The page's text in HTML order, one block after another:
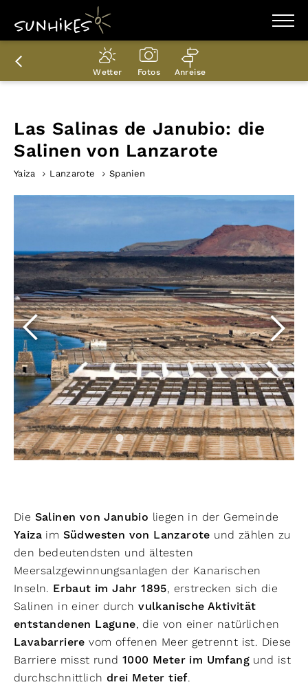
WANDERZIELE
WANDERUNGEN
ENTDECKEN
PLANER
Wetter Fotos Anreise
Las Salinas de Janubio: die
Salinen von Lanzarote
Yaiza Lanzarote Spanien
Die Salinen von Janubio liegen in der Gemeinde
Yaiza im Südwesten von Lanzarote und zählen zu
den bedeutendsten und ältesten
Meersalzgewinnungsanlagen der Kanarischen
Inseln. Erbaut im Jahr 1895, erstrecken sich die
Salinen in einer durchvulkanische Aktivität
entstandenen Lagune, die von einer natürlichen
Lavabarriere vom offenen Meer getrennt ist. Diese
Barriere misst rund 1000 Meter im Umfang und ist
durchschnittlich drei Meter tief.